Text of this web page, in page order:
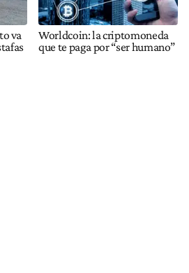
va
Worldcoin: la criptomoneda
que te paga por “ser humano”